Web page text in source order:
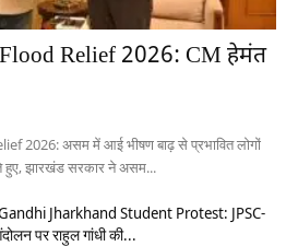
Flood Relief 2026: CM हेमंत
2026: असम में आई भीषण बाढ़ से प्रभावित लोगों
हुए, झारखंड सरकार ने असम...
Jharkhand Student Protest: JPSC-
पर राहुल गांधी की...